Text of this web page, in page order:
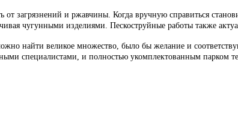
от загрязнений и ржавчины. Когда вручную справиться
чугунными изделиями. Пескоструйные работы также
найти великое множество, было бы желание и
специалистами, и полностью укомплектованным парком